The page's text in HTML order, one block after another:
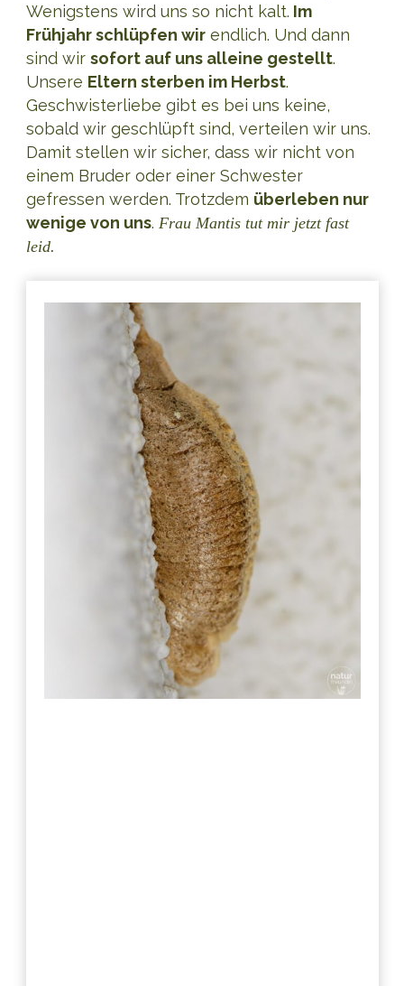
Wenigstens wird uns so nicht kalt. Im
Frühjahr schlüpfen wirendlich. Und dann
sind wir sofort auf uns alleine gestellt.
Unsere Eltern sterben im Herbst.
Geschwisterliebe gibt es bei uns keine,
sobald wir geschlüpft sind, verteilen wir uns.
Damit stellen wir sicher, dass wir nicht von
einem Bruder oder einer Schwester
gefressen werden. Trotzdem überleben nur
wenige von uns. Frau Mantis tut mir jetzt fast
leid.